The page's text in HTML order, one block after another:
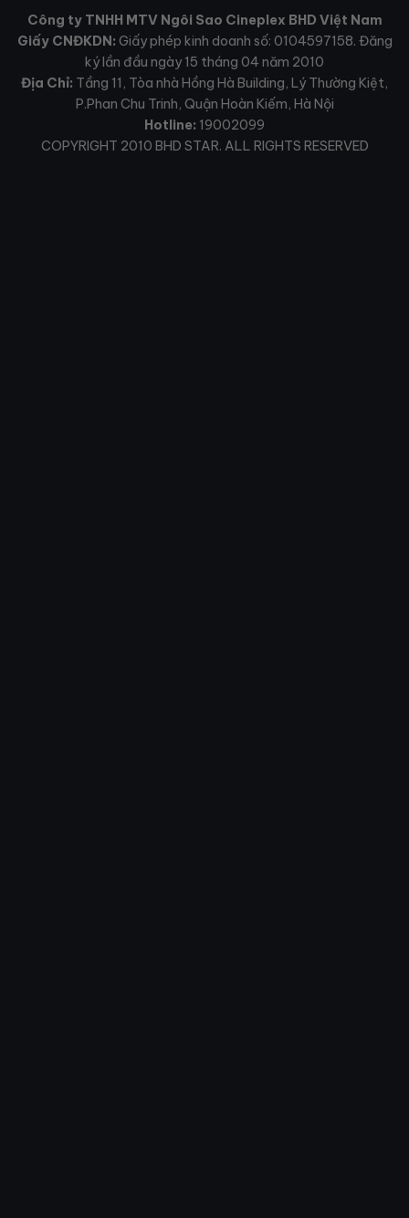
Công ty TNHH MTV Ngôi Sao Cineplex BHD Việt Nam
Giấy CNĐKDN: Giấy phép kinh doanh số: 0104597158. Đăng
ký lần đầu ngày 15 tháng 04 năm 2010
Địa Chỉ: Tầng 11, Tòa nhà Hồng Hà Building, Lý Thường Kiệt,
P.Phan Chu Trinh, Quận Hoàn Kiếm, Hà Nội
Hotline: 19002099
COPYRIGHT 2010 BHD STAR. ALL RIGHTS RESERVED